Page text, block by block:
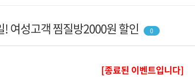
여성고객 찜질방2000원 할인 0
[종료된 이벤트입니다]